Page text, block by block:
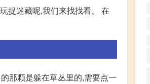
捉迷藏呢,我们来找找看。 在
那颗是躲在草丛里的,需要点一